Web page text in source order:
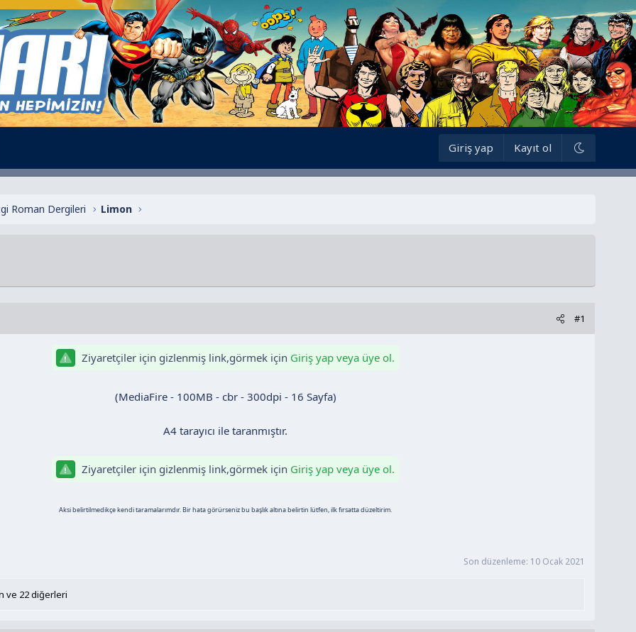
Giriş yap Kayıt ol
Roman Dergileri Limon
#1
Ziyaretçiler için gizlenmiş link,görmek için Giriş yap veya üye ol.
(MediaFire - 100MB - cbr - 300dpi - 16 Sayfa)
A4 tarayıcı ile taranmıştır.
Ziyaretçiler için gizlenmiş link,görmek için Giriş yap veya üye ol.
Aksi belirtilmedikçe kendi taramalarımdır. Bir hata görürseniz bu başlık altına belirtin lütfen, ilk fırsatta düzeltirim.
Son düzenleme: 10 Ocak 2021
ve 22 diğerleri